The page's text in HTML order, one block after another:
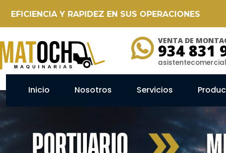
EFICIENCIA Y RAPIDEZ EN SUS OPERACIONES
VENTA DE
934 831
Inicio Nosotros Servicios